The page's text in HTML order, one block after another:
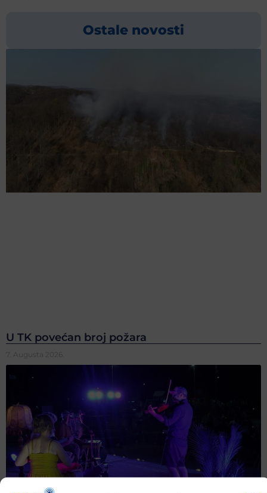
Ostale novosti
U TK povećan broj požara
7. Augusta 2026.